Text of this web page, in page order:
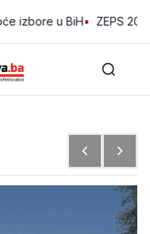
u BiH• ZEPS 2026: Stiže